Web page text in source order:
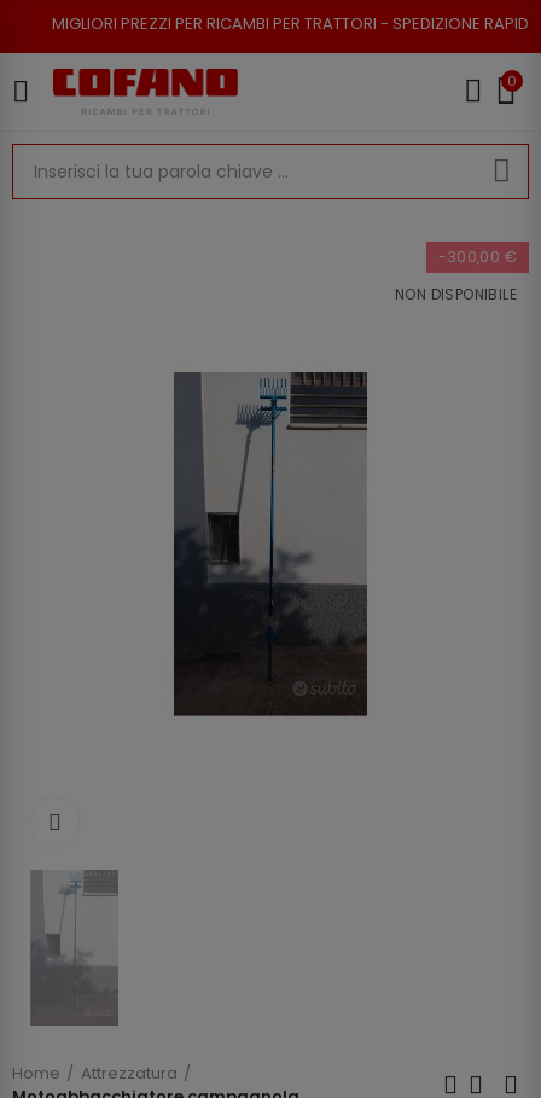
PREZZI PER RICAMBI PER TRATTORI - SPEDIZIONE RAPIDA - RESO
0
-300,00 €
NON DISPONIBILE
Home
Attrezzatura